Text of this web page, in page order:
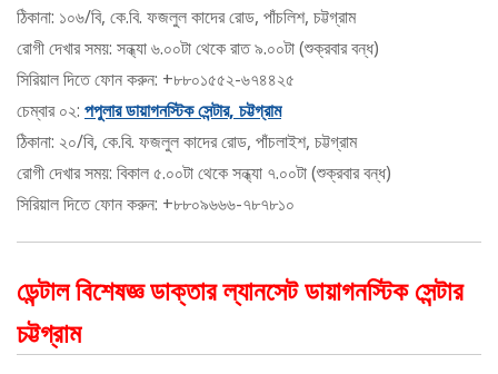
ঠিকানা: ১০৬/বি, কে.বি. ফজলুল কাদের রোড, পাঁচলিশ, চট্টগ্রাম
রোগী দেখার সময়: সন্ধ্যা ৬.০০টা থেকে রাত ৯.০০টা (শুক্রবার বন্ধ)
সিরিয়াল দিতে ফোন করুন: +৮৮০১৫৫২-৬৭৪৪২৫
চেম্বার ০২: পপুলার ডায়াগনস্টিক সেন্টার, চট্টগ্রাম
ঠিকানা: ২০/বি, কে.বি. ফজলুল কাদের রোড, পাঁচলাইশ, চট্টগ্রাম
রোগী দেখার সময়: বিকাল ৫.০০টা থেকে সন্ধ্যা ৭.০০টা (শুক্রবার বন্ধ)
সিরিয়াল দিতে ফোন করুন: +৮৮০৯৬৬৬-৭৮৭৮১০
ডেন্টাল বিশেষজ্ঞ ডাক্তার ল্যানসেট ডায়াগনস্টিক সেন্টার
চট্টগ্রাম